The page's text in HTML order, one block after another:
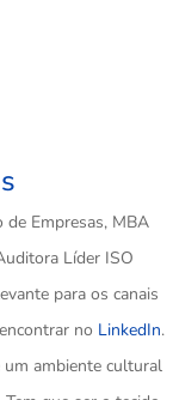
de Empresas, MBA
Líder ISO
para os canais
no LinkedIn.
ambiente cultural